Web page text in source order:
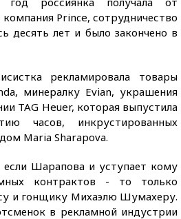
Prince, сотрудничество
десять лет и было закончено в
рекламировала товары
минералку Evian, украшения
TAG Heuer, которая выпустила
часов, инкрустированных
Maria Sharapova.
Шарапова и уступает кому
контрактов - то только
и гонщику Михаэлю Шумахеру.
в рекламной индустрии